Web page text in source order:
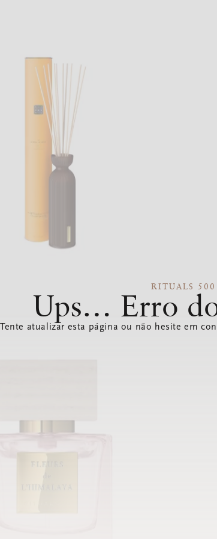
RITUALS 500
Ups… Erro
Tente atualizar esta página ou não hesite em